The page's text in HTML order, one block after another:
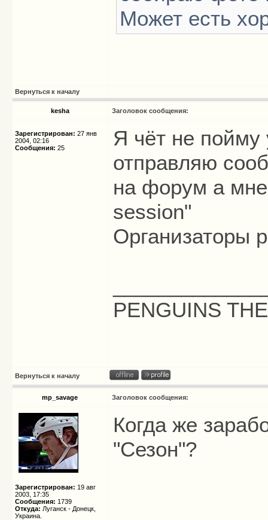
Может есть
Вернуться к началу
kesha Заголовок сообщения:
Зарегистрирован: 27 янв
2004, 02:16
Сообщения: 25
Я чёт не пойму
отправляю
на форум а мне
session"
Организаторы
PENGUINS
Вернуться к началу
mp_savage Заголовок сообщения:
Зарегистрирован: 19 авг
2003, 17:35
Сообщения: 1739
Откуда: Луганск - Донецк,
Украина.
Когда же
"Сезон"?